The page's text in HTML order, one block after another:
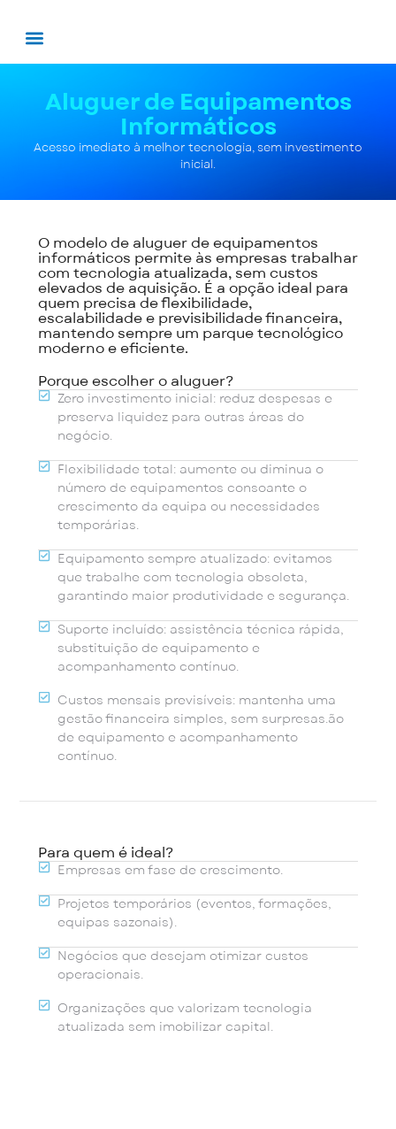
Aluguer de Equipamentos
Informáticos
Acesso imediato à melhor tecnologia, sem investimento
inicial.
O modelo de aluguer de equipamentos
informáticos permite às empresas trabalhar
com tecnologia atualizada, sem custos
elevados de aquisição. É a opção ideal para
quem precisa de flexibilidade,
escalabilidade e previsibilidade financeira,
mantendo sempre um parque tecnológico
moderno e eficiente.
Porque escolher o aluguer?
Zero investimento inicial: reduz despesas e
preserva liquidez para outras áreas do
negócio.
Flexibilidade total: aumente ou diminua o
número de equipamentos consoante o
crescimento da equipa ou necessidades
temporárias.
Equipamento sempre atualizado: evitamos
que trabalhe com tecnologia obsoleta,
garantindo maior produtividade e segurança.
Suporte incluído: assistência técnica rápida,
substituição de equipamento e
acompanhamento contínuo.
Custos mensais previsíveis: mantenha uma
gestão financeira simples, sem surpresas.ão
de equipamento e acompanhamento
contínuo.
Para quem é ideal?
Empresas em fase de crescimento.
Projetos temporários (eventos, formações,
equipas sazonais).
Negócios que desejam otimizar custos
operacionais.
Organizações que valorizam tecnologia
atualizada sem imobilizar capital.